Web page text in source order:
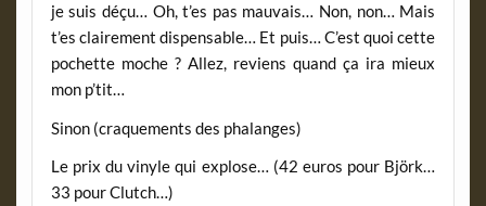
je suis déçu… Oh, t’es pas mauvais… Non, non… Mais
t’es clairement dispensable… Et puis… C’est quoi cette
pochette moche ? Allez, reviens quand ça ira mieux
mon p’tit…
Sinon (craquements des phalanges)
Le prix du vinyle qui explose… (42 euros pour Björk…
33 pour Clutch…)